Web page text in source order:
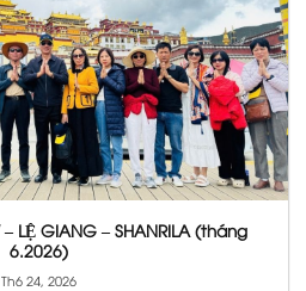
LỆ GIANG – SHANRILA (tháng
6.2026)
Th6 24, 2026